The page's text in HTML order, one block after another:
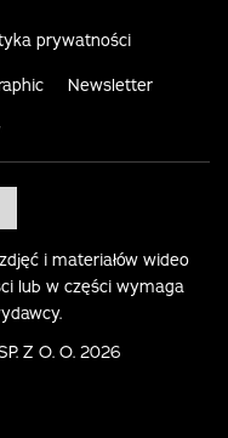
prywatności
Newsletter
i materiałów wideo
lub w części wymaga
Z O. O. 2026